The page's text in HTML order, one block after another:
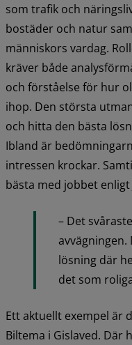
som trafik och
bostäder och natur
människors vardag.
kräver både
och förståelse för hur
ihop. Den största
och hitta den bästa
Ibland är
intressen krockar.
bästa med jobbet enligt
– Det
lösning där
det som
Ett aktuellt exempel är
Biltema i Gislaved. Där